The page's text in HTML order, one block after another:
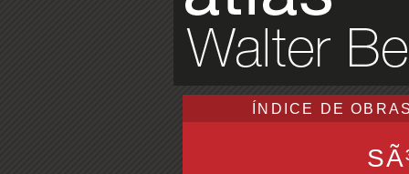
ÍNDICE DE